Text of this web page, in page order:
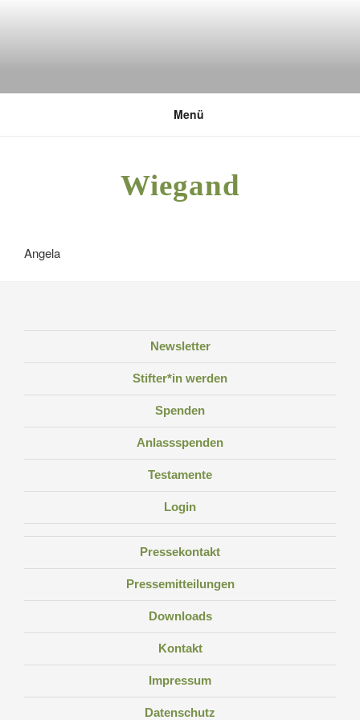
DEUTSCHE UMWELTSTIFTUNG
Menü
Wiegand
Angela
Newsletter
Stifter*in werden
Spenden
Anlassspenden
Testamente
Login
Pressekontakt
Pressemitteilungen
Downloads
Kontakt
Impressum
Datenschutz